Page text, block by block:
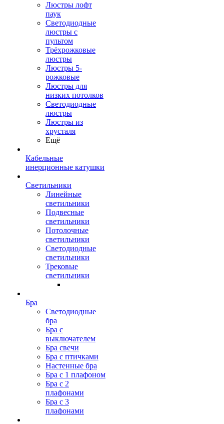
Люстры лофт
паук
Светодиодные
люстры с
пультом
Трёхрожковые
люстры
Люстры 5-
рожковые
Люстры для
низких потолков
Cветодиодные
люстры
Люстры из
хрусталя
Ещё
Кабельные
инерционные катушки
Светильники
Линейные
светильники
Подвесные
светильники
Потолочные
светильники
Светодиодные
светильники
Трековые
светильники
Бра
Светодиодные
бра
Бра с
выключателем
Бра свечи
Бра с птичками
Настенные бра
Бра с 1 плафоном
Бра с 2
плафонами
Бра с 3
плафонами